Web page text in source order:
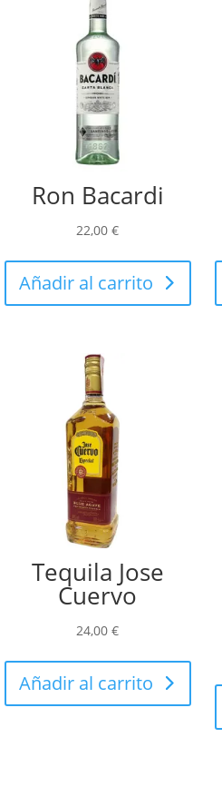
Ron Bacardi
22,00€
Añadir al carrito
Tequila Jose
Cuervo
24,00€
Añadir al carrito